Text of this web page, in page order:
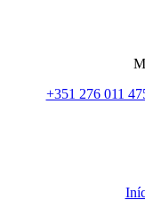
+351 276 011